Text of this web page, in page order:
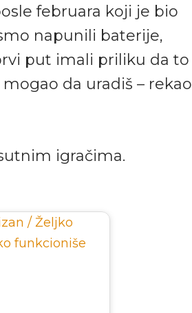
februara koji je bio
napunili baterije,
put imali priliku da to
da uradiš – rekao
igračima.